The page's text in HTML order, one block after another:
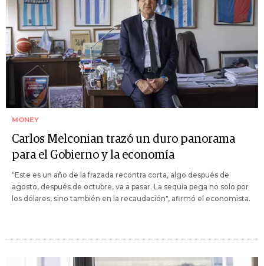
MONEY
Carlos Melconian trazó un duro panorama
para el Gobierno y la economía
“Este es un año de la frazada recontra corta, algo después de
agosto, después de octubre, va a pasar. La sequía pega no solo por
los dólares, sino también en la recaudación", afirmó el economista.